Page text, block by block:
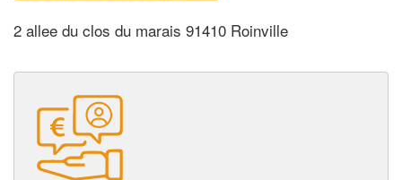
2 allee du clos du marais 91410 Roinville